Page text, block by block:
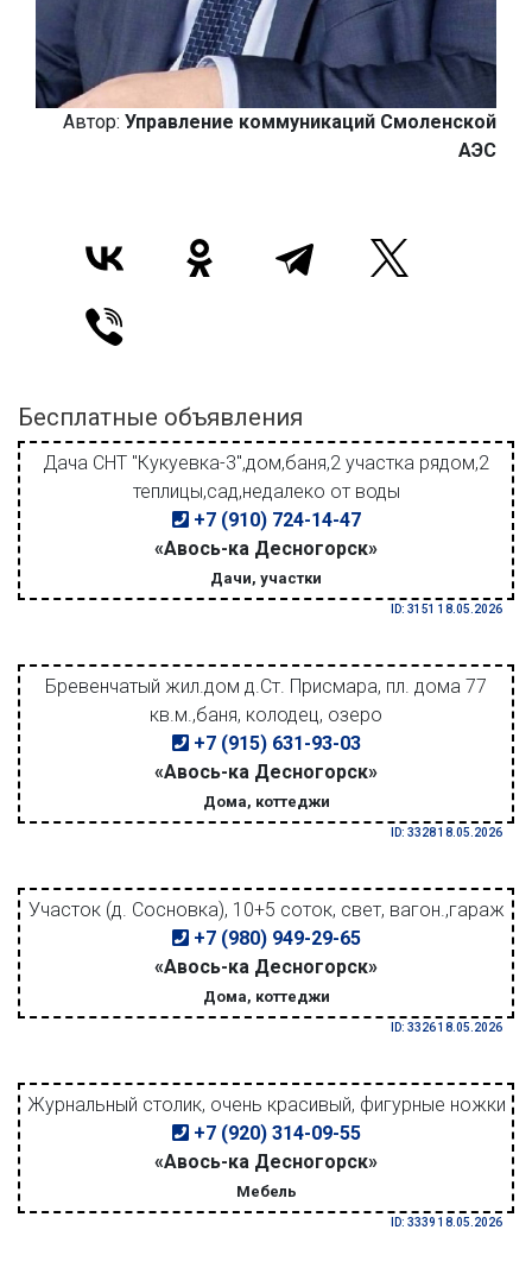
Автор: Управление коммуникаций Смоленской
АЭС
Бесплатные объявления
Дача СНТ "Кукуевка-3",дом,баня,2 участка рядом,2
теплицы,сад,недалеко от воды
+7 (910) 724-14-47
«Авось-ка Десногорск»
Дачи, участки
ID: 3151 18.05.2026
Бревенчатый жил.дом д.Ст. Присмара, пл. дома 77
кв.м.,баня, колодец, озеро
+7 (915) 631-93-03
«Авось-ка Десногорск»
Дома, коттеджи
ID: 3328 18.05.2026
Участок (д. Сосновка), 10+5 соток, свет, вагон.,гараж
+7 (980) 949-29-65
«Авось-ка Десногорск»
Дома, коттеджи
ID: 3326 18.05.2026
Журнальный столик, очень красивый, фигурные ножки
+7 (920) 314-09-55
«Авось-ка Десногорск»
Мебель
ID: 3339 18.05.2026